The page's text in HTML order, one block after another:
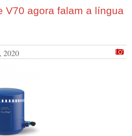
V70 agora falam a língua
2020